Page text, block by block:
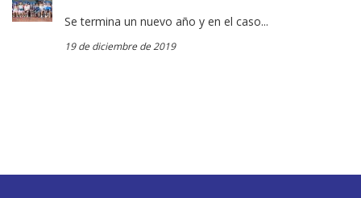
Se termina un nuevo año y en el caso...
19 de diciembre de 2019